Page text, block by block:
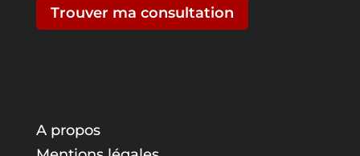
Trouver ma consultation
A propos